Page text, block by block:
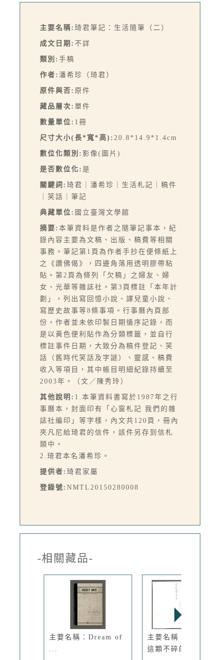
主要名稱: 琦君筆記：生活隨筆（二）
成文日期: 不詳
類別: 手稿
作者: 潘希珍（琦君）
原件與否: 原件
藏品層次: 單件
數量單位: 1冊
尺寸大小(長*寬*高): 20.8*14.9*1.4cm
數位化類別: 影像(圖片)
是否數位化: 是
關鍵詞: 琦君｜潘希珍｜生活札記｜稿件
｜笑話｜筆記
典藏單位: 國立臺灣文學館
摘要: 本筆資料是作者之隨筆記事本，紀
錄內容主要為文稿、出版、稿費等相關
事務。筆記第1頁為作者手抄在便條紙上
之《讚佛偈》，四邊角落用透明膠帶粘
貼。第2頁為條列「欠稿」之婦友、婦
女、光華等雜誌社。第3頁標註「本年計
劃」，列出寫回憶小說、譯兒童小說、
寫歷史故事等8條事項。行事曆內頁部
份，作者並未依印製日期循序記錄，而
是以黃色便利貼作為分類標籤，並自行
標註事件日期，大致分為稿件登記、笑
話（舊時代笑話及字謎）、靈感、稿費
收入等項目，其中帳目明細紀錄持續至
2003年。（文／陳秀玲）
其他說明: 1.本筆資料書寫於1987年之行
事曆本，封面印有「心窗札記 我們的雜
誌社編印」等字樣，內文共120頁，冊內
夾凡尼給琦君的信件，該件另存到信札
類中。
2.琦君本名潘希珍。
提供者: 琦君家屬
登錄號: NMTL20150280008
-相關藏品-
主要名稱：Dream of
主要名稱：無題名：
這顆不碎的...